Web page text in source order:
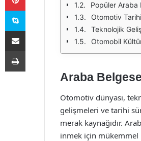
Popüler Araba
Otomotiv
Teknolojik
Otomobil
Araba
Otomotiv dünyası,
gelişmeleri ve tarihi
merak kaynağıdır.
inmek için
Skype
E-Posta ile paylaş